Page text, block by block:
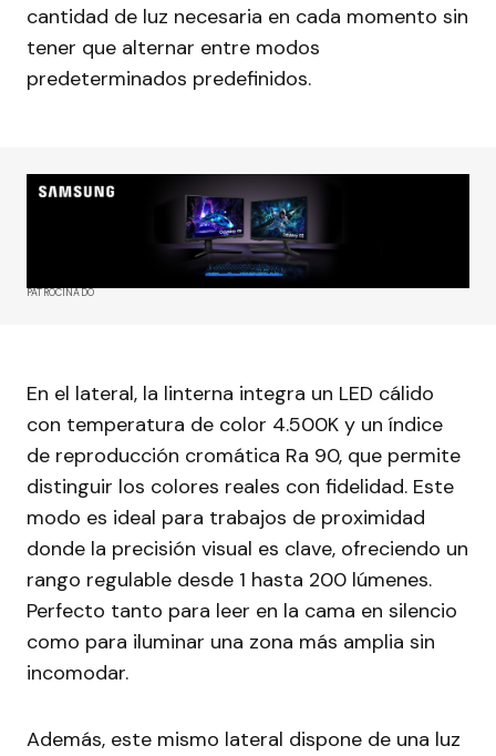
cantidad de luz necesaria en cada momento sin
tener que alternar entre modos
predeterminados predefinidos.
PATROCINADO
En el lateral, la linterna integra un LED cálido
con temperatura de color 4.500K y un índice
de reproducción cromática Ra 90, que permite
distinguir los colores reales con fidelidad. Este
modo es ideal para trabajos de proximidad
donde la precisión visual es clave, ofreciendo un
rango regulable desde 1 hasta 200 lúmenes.
Perfecto tanto para leer en la cama en silencio
como para iluminar una zona más amplia sin
incomodar.
Además, este mismo lateral dispone de una luz